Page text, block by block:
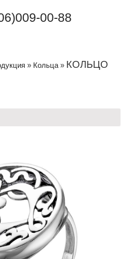
00-88
» Кольца » КОЛЬЦО